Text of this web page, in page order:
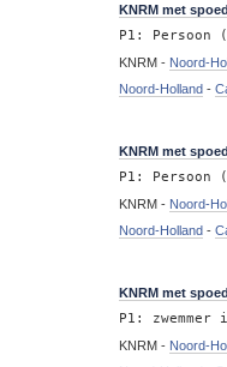
KNRM met
P1: Persoon
KNRM - Noord-
Noord-Holland-
KNRM met
P1:
KNRM - Noord-
Noord-Holland-
KNRM met
P1: zwemmer
KNRM - Noord-